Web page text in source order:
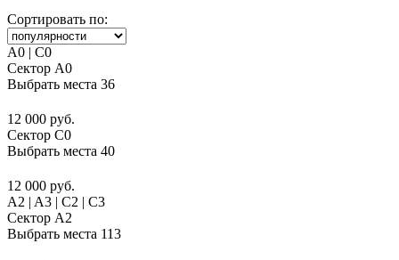
Сортировать по:
A0 | C0
Сектор A0
Выбрать места 36
12 000 руб.
Сектор C0
Выбрать места 40
12 000 руб.
A2 | A3 | C2 | C3
Сектор A2
Выбрать места 113